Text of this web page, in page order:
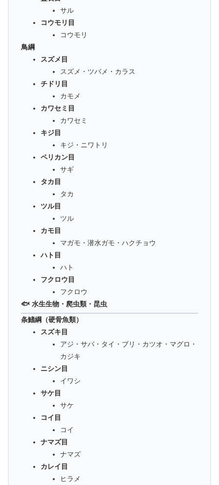
サル
コウモリ目
コウモリ
鳥綱
スズメ目
スズメ・ツバメ・カラス
チドリ目
カモメ
カワセミ目
カワセミ
キジ目
キジ・ニワトリ
ペリカン目
サギ
タカ目
タカ
ツル目
ツル
カモ目
マガモ・潜水ガモ・ハクチョウ
ハト目
ハト
フクロウ目
フクロウ
🐟 水生生物・爬虫類・昆虫
条鰭綱（硬骨魚類）
スズキ目
アジ・サバ・タイ・ブリ・カツオ・マグロ・
カジキ
ニシン目
イワシ
サケ目
サケ
コイ目
コイ
ナマズ目
ナマズ
カレイ目
ヒラメ